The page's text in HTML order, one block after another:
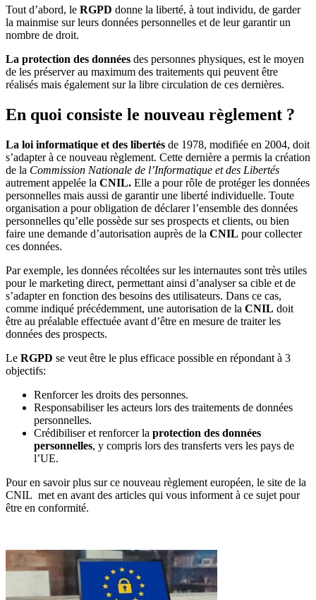
Tout d’abord, le RGPD donne la liberté, à tout individu, de garder
la mainmise sur leurs données personnelles et de leur garantir un
nombre de droit.
La protection des données des personnes physiques, est le moyen
de les préserver au maximum des traitements qui peuvent être
réalisés mais également sur la libre circulation de ces dernières.
En quoi consiste le nouveau règlement ?
La loi informatique et des libertés de 1978, modifiée en 2004, doit
s’adapter à ce nouveau règlement. Cette dernière a permis la création
de la Commission Nationale de l’Informatique et des Libertés
autrement appelée la CNIL. Elle a pour rôle de protéger les données
personnelles mais aussi de garantir une liberté individuelle. Toute
organisation a pour obligation de déclarer l’ensemble des données
personnelles qu’elle possède sur ses prospects et clients, ou bien
faire une demande d’autorisation auprès de la CNIL pour collecter
ces données.
Par exemple, les données récoltées sur les internautes sont très utiles
pour le marketing direct, permettant ainsi d’analyser sa cible et de
s’adapter en fonction des besoins des utilisateurs. Dans ce cas,
comme indiqué précédemment, une autorisation de la CNIL doit
être au préalable effectuée avant d’être en mesure de traiter les
données des prospects.
Le RGPD se veut être le plus efficace possible en répondant à 3
objectifs:
Renforcer les droits des personnes.
Responsabiliser les acteurs lors des traitements de données
personnelles.
Crédibiliser et renforcer la protection des données
personnelles, y compris lors des transferts vers les pays de
l’UE.
Pour en savoir plus sur ce nouveau règlement européen, le site de la
CNIL met en avant des articles qui vous informent à ce sujet pour
être en conformité.